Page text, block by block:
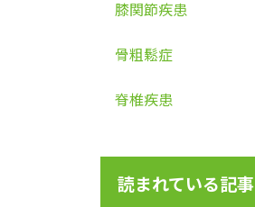
膝関節疾患
骨粗鬆症
脊椎疾患
読まれている記事